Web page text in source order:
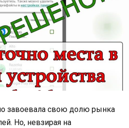
завоевала свою долю рынка
Но, невзирая на